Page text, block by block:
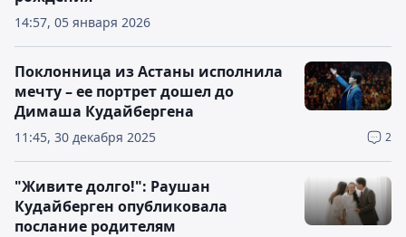
14:57, 05 января 2026
11:45, 30 декабря 2025 2
Поклонница из Астаны исполнила
мечту – ее портрет дошел до
Димаша Кудайбергена
"Живите долго!": Раушан
Кудайберген опубликовала
послание родителям